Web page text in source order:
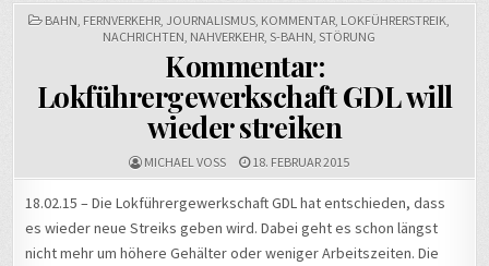
POSTED
BAHN, FERNVERKEHR, JOURNALISMUS, KOMMENTAR, LOKFÜHRERSTREIK,
NACHRICHTEN, NAHVERKEHR, S-BAHN, STÖRUNG
Kommentar:
Lokführergewerkschaft GDL will
wieder streiken
MICHAEL VOSS 18. FEBRUAR 2015
18.02.15 – Die Lokführergewerkschaft GDL hat entschieden, dass
es wieder neue Streiks geben wird. Dabei geht es schon längst
nicht mehr um höhere Gehälter oder weniger Arbeitszeiten. Die